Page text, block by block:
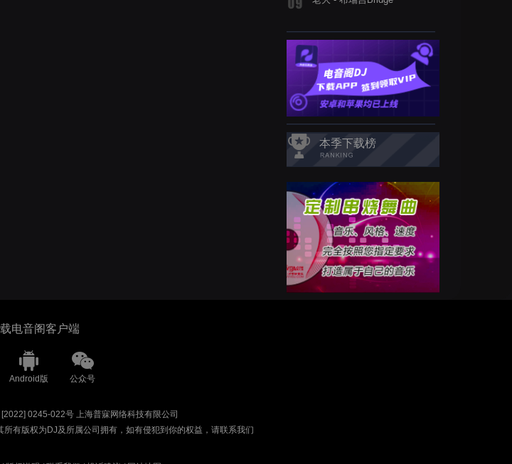
本季下载榜
电音阁客户端
Android版 公众号
[2022] 0245-022号 上海普寐网络科技有限公司
有版权为DJ及所属公司拥有，如有侵犯到你的权益，请联系我们